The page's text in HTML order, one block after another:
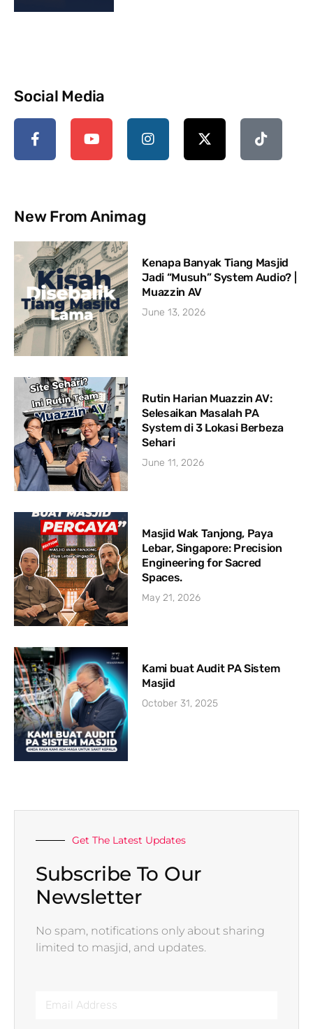
Social Media
New From Animag
Kenapa Banyak Tiang Masjid
Jadi “Musuh” System Audio? |
Muazzin AV
June 13, 2026
Rutin Harian Muazzin AV:
Selesaikan Masalah PA
System di 3 Lokasi Berbeza
Sehari
June 11, 2026
Masjid Wak Tanjong, Paya
Lebar, Singapore: Precision
Engineering for Sacred
Spaces.
May 21, 2026
Kami buat Audit PA Sistem
Masjid
October 31, 2025
Get The Latest Updates
Subscribe To Our
Newsletter
No spam, notifications only about sharing
limited to masjid, and updates.